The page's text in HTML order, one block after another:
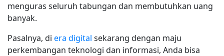
menguras seluruh tabungan dan membutuhkan uang
banyak.
Pasalnya, di era digital sekarang dengan maju
perkembangan teknologi dan informasi, Anda bisa